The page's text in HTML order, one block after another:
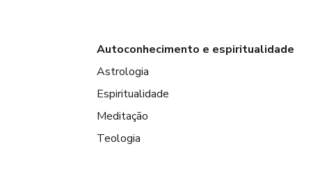
Autoconhecimento e espiritualidade
Astrologia
Espiritualidade
Meditação
Teologia